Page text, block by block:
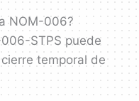
NOM-006?
STPS puede
temporal de